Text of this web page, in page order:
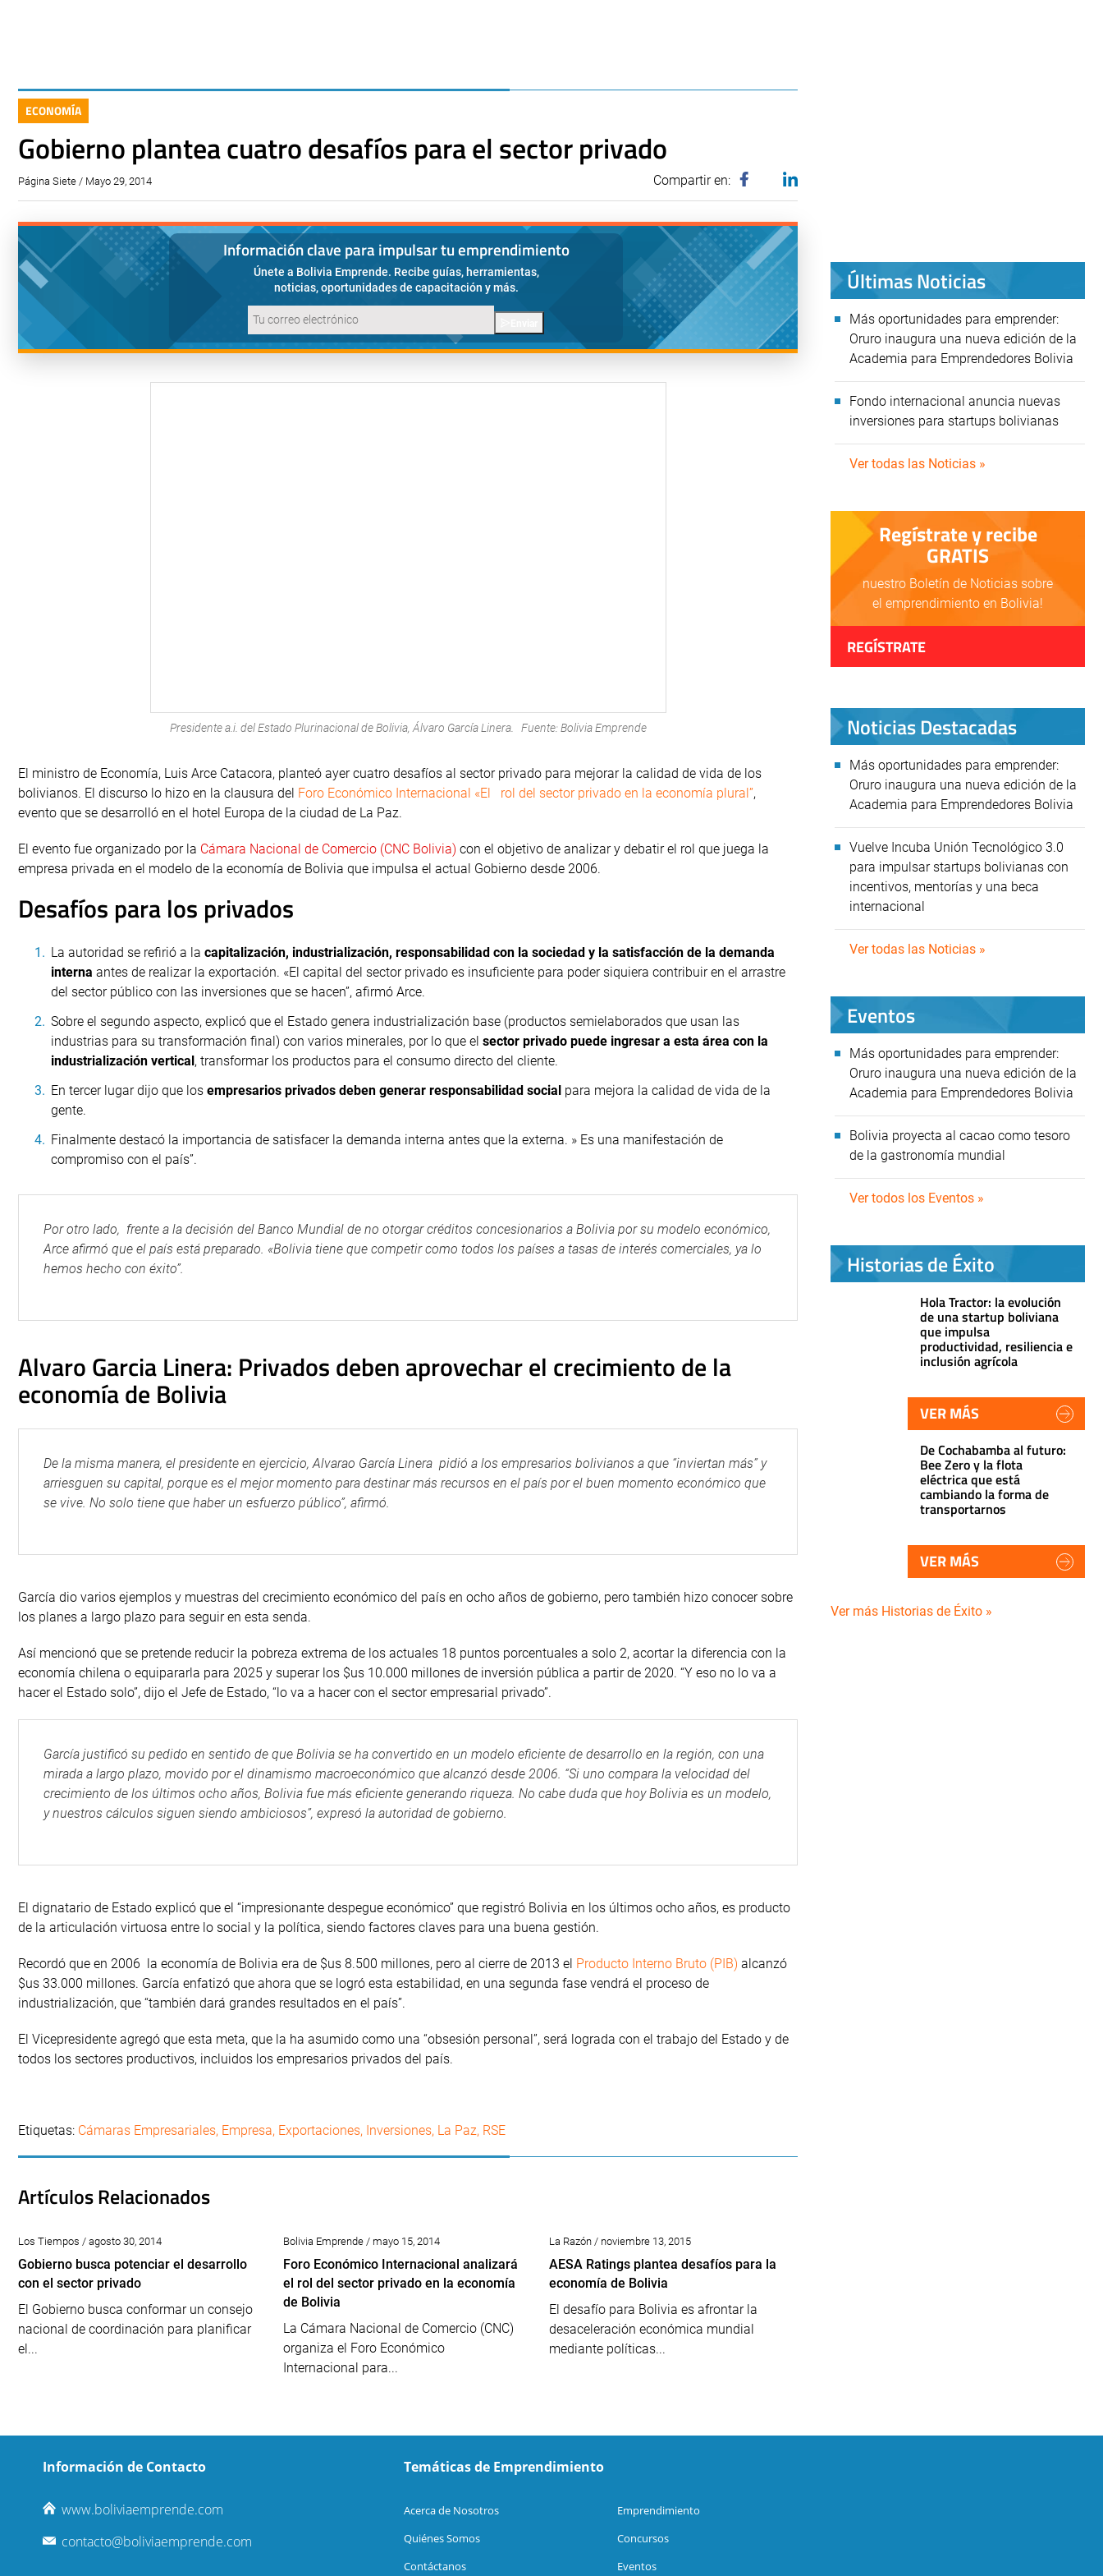
ECONOMÍA
Gobierno plantea cuatro desafíos para el sector privado
Página Siete / Mayo 29, 2014 Compartir en:
Información clave para impulsar tu emprendimiento
Únete a Bolivia Emprende. Recibe guías, herramientas,
noticias, oportunidades de capacitación y más.
Presidente a.i. del Estado Plurinacional de Bolivia, Álvaro García Linera. Fuente: Bolivia Emprende
El ministro de Economía, Luis Arce Catacora, planteó ayer cuatro desafíos al sector privado para mejorar la calidad de vida de los
bolivianos. El discurso lo hizo en la clausura del Foro Económico Internacional «El rol del sector privado en la economía plural”,
evento que se desarrolló en el hotel Europa de la ciudad de La Paz.
El evento fue organizado por la Cámara Nacional de Comercio (CNC Bolivia) con el objetivo de analizar y debatir el rol que juega la
empresa privada en el modelo de la economía de Bolivia que impulsa el actual Gobierno desde 2006.
Desafíos para los privados
La autoridad se refirió a la capitalización, industrialización, responsabilidad con la sociedad y la satisfacción de la demanda
interna antes de realizar la exportación. «El capital del sector privado es insuficiente para poder siquiera contribuir en el arrastre
del sector público con las inversiones que se hacen”, afirmó Arce.
Sobre el segundo aspecto, explicó que el Estado genera industrialización base (productos semielaborados que usan las
industrias para su transformación final) con varios minerales, por lo que el sector privado puede ingresar a esta área con la
industrialización vertical , transformar los productos para el consumo directo del cliente.
En tercer lugar dijo que los empresarios privados deben generar responsabilidad social para mejora la calidad de vida de la
gente.
Finalmente destacó la importancia de satisfacer la demanda interna antes que la externa. » Es una manifestación de
compromiso con el país”.
Por otro lado, frente a la decisión del Banco Mundial de no otorgar créditos concesionarios a Bolivia por su modelo económico,
Arce afirmó que el país está preparado. «Bolivia tiene que competir como todos los países a tasas de interés comerciales, ya lo
hemos hecho con éxito”.
Alvaro Garcia Linera: Privados deben aprovechar el crecimiento de la
economía de Bolivia
De la misma manera, el presidente en ejercicio, Alvarao García Linera pidió a los empresarios bolivianos a que “inviertan más” y
arriesguen su capital, porque es el mejor momento para destinar más recursos en el país por el buen momento económico que
se vive. No solo tiene que haber un esfuerzo público”, afirmó.
García dio varios ejemplos y muestras del crecimiento económico del país en ocho años de gobierno, pero también hizo conocer sobre
los planes a largo plazo para seguir en esta senda.
Así mencionó que se pretende reducir la pobreza extrema de los actuales 18 puntos porcentuales a solo 2, acortar la diferencia con la
economía chilena o equipararla para 2025 y superar los $us 10.000 millones de inversión pública a partir de 2020. “Y eso no lo va a
hacer el Estado solo”, dijo el Jefe de Estado, “lo va a hacer con el sector empresarial privado”.
García justificó su pedido en sentido de que Bolivia se ha convertido en un modelo eficiente de desarrollo en la región, con una
mirada a largo plazo, movido por el dinamismo macroeconómico que alcanzó desde 2006. “Si uno compara la velocidad del
crecimiento de los últimos ocho años, Bolivia fue más eficiente generando riqueza. No cabe duda que hoy Bolivia es un modelo,
y nuestros cálculos siguen siendo ambiciosos”, expresó la autoridad de gobierno.
El dignatario de Estado explicó que el “impresionante despegue económico” que registró Bolivia en los últimos ocho años, es producto
de la articulación virtuosa entre lo social y la política, siendo factores claves para una buena gestión.
Recordó que en 2006 la economía de Bolivia era de $us 8.500 millones, pero al cierre de 2013 el Producto Interno Bruto (PIB) alcanzó
$us 33.000 millones. García enfatizó que ahora que se logró esta estabilidad, en una segunda fase vendrá el proceso de
industrialización, que “también dará grandes resultados en el país”.
El Vicepresidente agregó que esta meta, que la ha asumido como una “obsesión personal”, será lograda con el trabajo del Estado y de
todos los sectores productivos, incluidos los empresarios privados del país.
Etiquetas: Cámaras Empresariales, Empresa, Exportaciones, Inversiones, La Paz, RSE
Artículos Relacionados
Los Tiempos / agosto 30, 2014
Gobierno busca potenciar el desarrollo
con el sector privado
El Gobierno busca conformar un consejo
nacional de coordinación para planificar
el...
Bolivia Emprende / mayo 15, 2014
Foro Económico Internacional analizará
el rol del sector privado en la economía
de Bolivia
La Cámara Nacional de Comercio (CNC)
organiza el Foro Económico
Internacional para...
La Razón / noviembre 13, 2015
AESA Ratings plantea desafíos para la
economía de Bolivia
El desafío para Bolivia es afrontar la
desaceleración económica mundial
mediante políticas...
Últimas Noticias
Más oportunidades para emprender:
Oruro inaugura una nueva edición de la
Academia para Emprendedores Bolivia
Fondo internacional anuncia nuevas
inversiones para startups bolivianas
Ver todas las Noticias »
Regístrate y recibe
GRATIS
nuestro Boletín de Noticias sobre
el emprendimiento en Bolivia!
REGÍSTRATE
Noticias Destacadas
Más oportunidades para emprender:
Oruro inaugura una nueva edición de la
Academia para Emprendedores Bolivia
Vuelve Incuba Unión Tecnológico 3.0
para impulsar startups bolivianas con
incentivos, mentorías y una beca
internacional
Ver todas las Noticias »
Eventos
Más oportunidades para emprender:
Oruro inaugura una nueva edición de la
Academia para Emprendedores Bolivia
Bolivia proyecta al cacao como tesoro
de la gastronomía mundial
Ver todos los Eventos »
Historias de Éxito
Hola Tractor: la evolución
de una startup boliviana
que impulsa
productividad, resiliencia e
inclusión agrícola
VER MÁS
De Cochabamba al futuro:
Bee Zero y la flota
eléctrica que está
cambiando la forma de
transportarnos
VER MÁS
Ver más Historias de Éxito »
Información de Contacto
www.boliviaemprende.com
contacto@boliviaemprende.com
Temáticas de Emprendimiento
Acerca de Nosotros
Quiénes Somos
Contáctanos
Emprendimiento
Concursos
Eventos